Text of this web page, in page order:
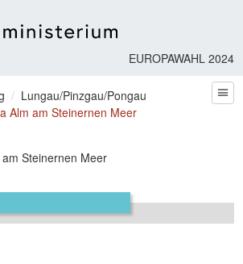
EUROPAWAHL 2024
Lungau/Pinzgau/Pongau
Alm am Steinernen Meer
Steinernen Meer